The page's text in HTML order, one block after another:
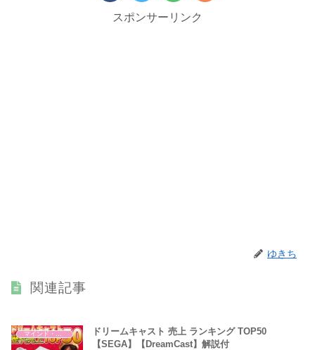
スポンサーリンク
ゆきち
関連記事
マインド・哲学
ドリームキャスト 売上 ランキング TOP50
【SEGA】【DreamCast】解説付